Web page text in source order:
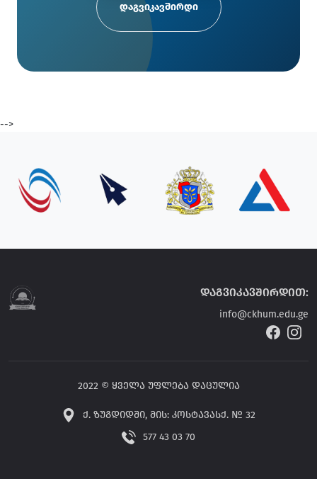
დაგვიკავშირდი
-->
დაგვიკავშირდით:
info@ckhum.edu.ge
2022 © ყველა უფლება დაცულია
ქ. ზუგდიდში, მის: კოსტავასქ. № 32
577 43 03 70